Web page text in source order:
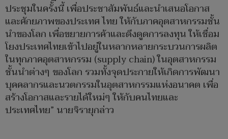
ประชุมในครั้งนี้ เพื่อประชาสัมพันธ์และนำเสนอโอกาส
และศักยภาพของประเทศ ไทย ให้กับภาคอุตสาหกรรมชั้น
นำของโลก เพื่อขยายการค้าและดึงดูดการลงทุน ให้เชื่อม
โยงประเทศไทยเข้าไปอยู่ในหลากหลายกระบวนการผลิต
ในทุกภาคอุตสาหกรรม (supply chain) ในอุตสาหกรรม
ชั้นนำต่างๆ ของโลก รวมทั้งจุดประกายให้เกิดการพัฒนา
บุคคลากรและนวตกรรมในอุตสาหกรรมแห่งอนาคต เพื่อ
สร้างโอกาสและรายได้ใหม่ๆ ให้กับคนไทยและ
ประเทศไทย” นายจิรายุกล่าว